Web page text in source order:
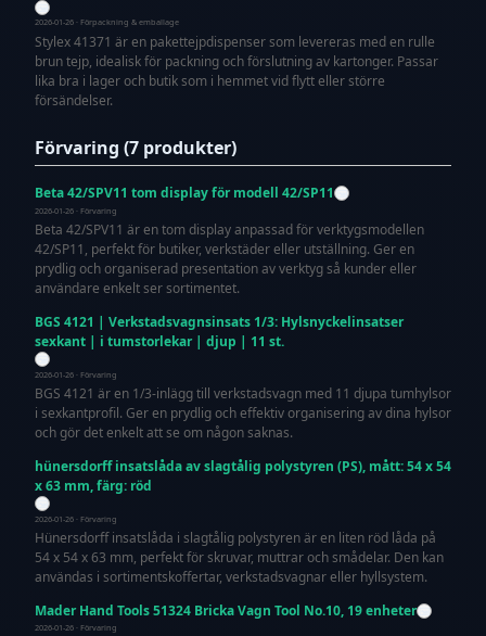
2026-01-26 · Förpackning & emballage
Stylex 41371 är en pakettejpdispenser som levereras med en rulle
brun tejp, idealisk för packning och förslutning av kartonger. Passar
lika bra i lager och butik som i hemmet vid flytt eller större
försändelser.
Förvaring (7 produkter)
Beta 42/SPV11 tom display för modell 42/SP11
2026-01-26 · Förvaring
Beta 42/SPV11 är en tom display anpassad för verktygsmodellen
42/SP11, perfekt för butiker, verkstäder eller utställning. Ger en
prydlig och organiserad presentation av verktyg så kunder eller
användare enkelt ser sortimentet.
BGS 4121 | Verkstadsvagnsinsats 1/3: Hylsnyckelinsatser
sexkant | i tumstorlekar | djup | 11 st.
2026-01-26 · Förvaring
BGS 4121 är en 1/3-inlägg till verkstadsvagn med 11 djupa tumhylsor
i sexkantprofil. Ger en prydlig och effektiv organisering av dina hylsor
och gör det enkelt att se om någon saknas.
hünersdorff insatslåda av slagtålig polystyren (PS), mått: 54 x 54
x 63 mm, färg: röd
2026-01-26 · Förvaring
Hünersdorff insatslåda i slagtålig polystyren är en liten röd låda på
54 x 54 x 63 mm, perfekt för skruvar, muttrar och smådelar. Den kan
användas i sortimentskoffertar, verkstadsvagnar eller hyllsystem.
Mader Hand Tools 51324 Bricka Vagn Tool No.10, 19 enheter
2026-01-26 · Förvaring